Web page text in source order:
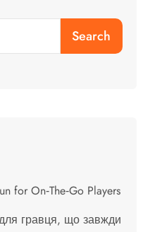
Search
for On‑The‑Go Players
гравця, що завжди